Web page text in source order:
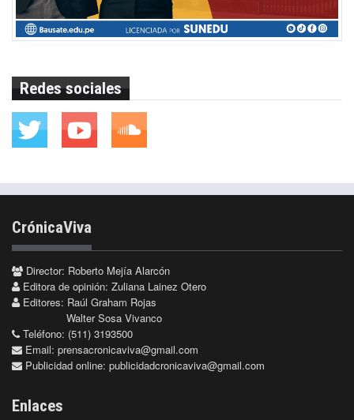
Redes sociales
CrónicaViva
Director: Roberto Mejía Alarcón
Editora de opinión: Zuliana Lainez Otero
Editores: Raúl Graham Rojas
Walter Sosa Vivanco
Teléfono: (511) 3193500
Email: prensacronicaviva@gmail.com
Publicidad online: publicidadcronicaviva@gmail.com
Enlaces